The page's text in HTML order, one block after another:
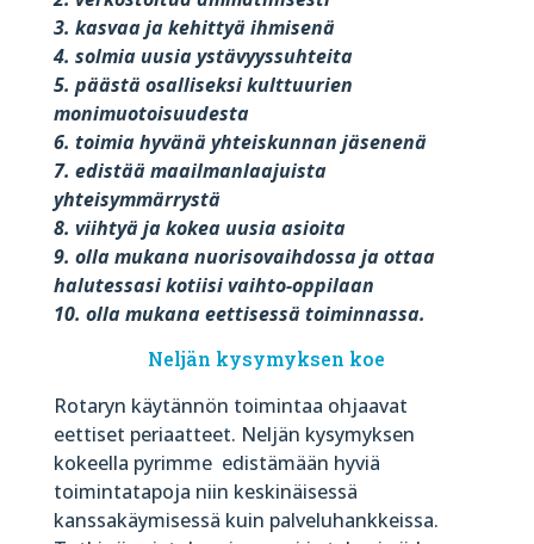
3. kasvaa ja kehittyä ihmisenä
4. solmia uusia ystävyyssuhteita
5. päästä osalliseksi kulttuurien
monimuotoisuudesta
6. toimia hyvänä yhteiskunnan jäsenenä
7. edistää maailmanlaajuista
yhteisymmärrystä
8. viihtyä ja kokea uusia asioita
9. olla mukana nuorisovaihdossa ja ottaa
halutessasi kotiisi vaihto-oppilaan
10. olla mukana eettisessä toiminnassa.
Neljän kysymyksen koe
Rotaryn käytännön toimintaa ohjaavat
eettiset periaatteet. Neljän kysymyksen
kokeella pyrimme edistämään hyviä
toimintatapoja niin keskinäisessä
kanssakäymisessä kuin palveluhankkeissa.